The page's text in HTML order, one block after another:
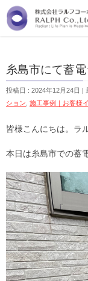
糸島市にて蓄
投稿日 : 2024年12月24日
ション 施工事例｜お客様
皆様こんにちは。ラ
本日は糸島市での蓄